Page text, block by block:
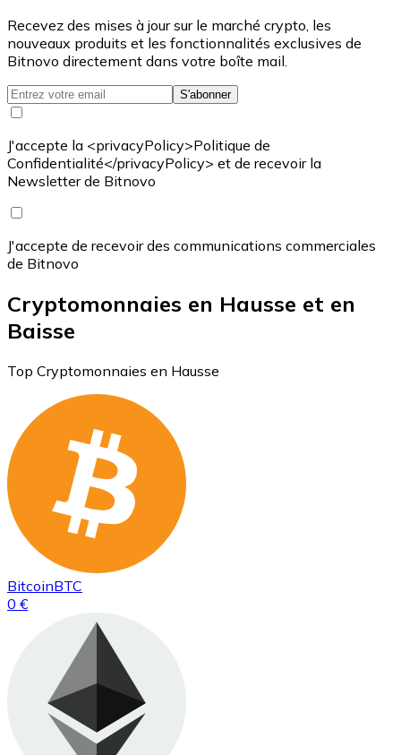
Recevez des mises à jour sur le marché crypto, les
nouveaux produits et les fonctionnalités exclusives de
Bitnovo directement dans votre boîte mail.
S'abonner
J'accepte la <privacyPolicy>Politique de
Confidentialité</privacyPolicy> et de recevoir la
Newsletter de Bitnovo
J'accepte de recevoir des communications commerciales
de Bitnovo
Cryptomonnaies en Hausse et en
Baisse
Top Cryptomonnaies en Hausse
BitcoinBTC
0 €